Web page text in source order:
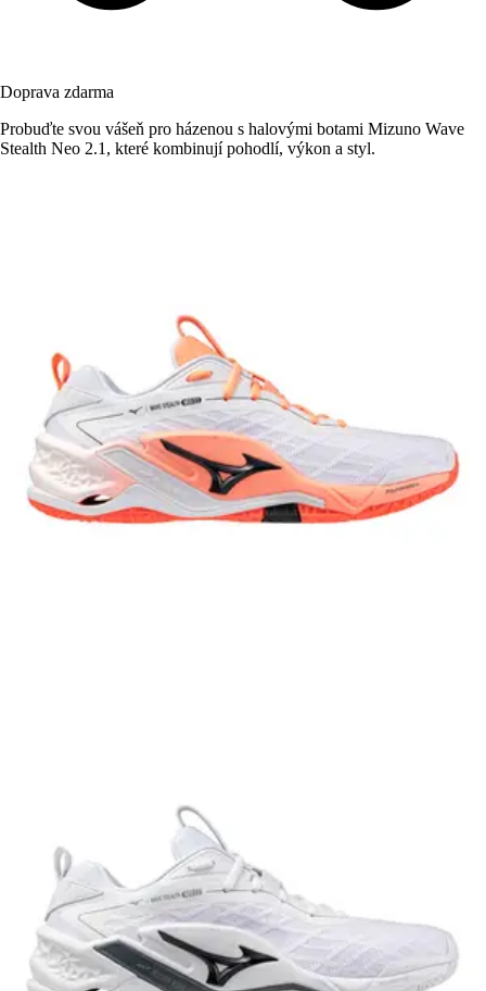
Doprava zdarma
Probuďte svou vášeň pro házenou s halovými botami Mizuno Wave
Stealth Neo 2.1, které kombinují pohodlí, výkon a styl.